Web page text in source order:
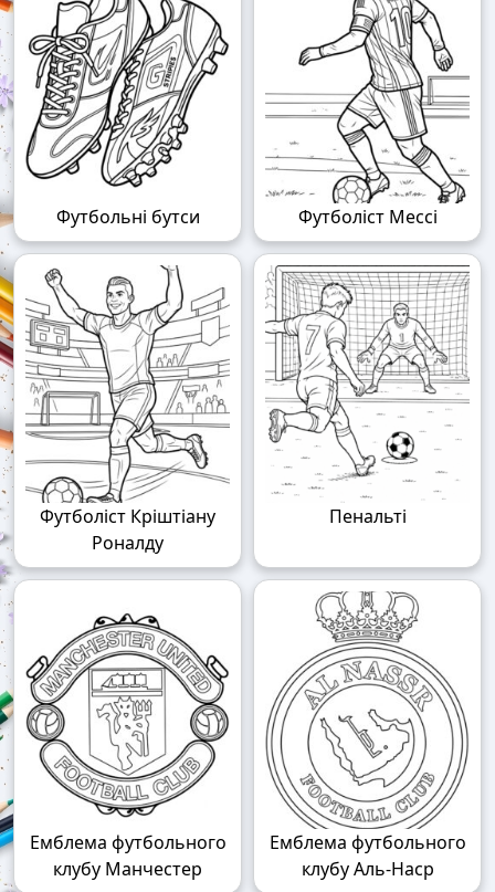
Футбольні бутси Футболіст Мессі
Футболіст Кріштіану
Роналду
Пенальті
Емблема футбольного
клубу Манчестер
Емблема футбольного
клубу Аль-Наср